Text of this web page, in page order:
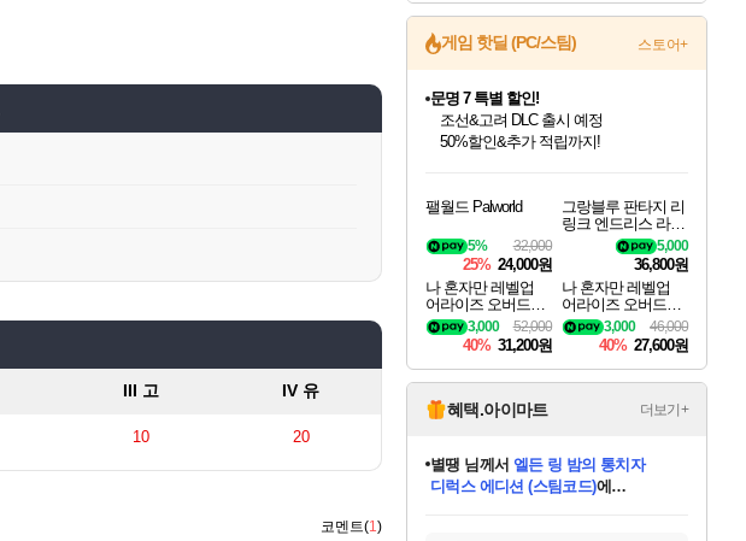
III 고 IV 유
10 20
코멘트(1)
게임 핫딜 (PC/스팀) 스토어+
최대 90% 할인가를 만나보세요!
네이버혜택과 함께 만나보세요!
문명 7 특별 할인!
50%할인&추가 적립까지!
마블 투혼 파이팅 소울즈 정식출시!
마블 히어로 총 출동&화려한 격투!
네이버 포인트 혜택까지!
이니&베니 혜택까지!
네이버 혜택가와 함께 예약하세요!
할인&네이버혜택으로 만나보세요!
네이버페이 혜택과 만나보세요!
40주년 프로모션으로 만나보세요!
할인가에 만나보세요!
일부 에디션 상시 할인!
혜택으로 예약 판매 중
편안하게 충전하세요
팰월드 Palworld
32,000
5%
25% 24,000원
그랑블루 판타지 리
링크 엔드리스 라그
나로크 업그레이드
킷 Granblue Fantasy
Relink Endless Ragn
arok Upgrade Kit DL
C
5,000
36,800원
나 혼자만 레벨업
어라이즈 오버드라
이브 디럭스 에디션
Solo Leveling Arise
Overdrive Deluxe Edi
tion
52,000
3,000
40% 31,200원
나 혼자만 레벨업
어라이즈 오버드라
이브 Solo Leveling A
rise
46,000
3,000
40% 27,600원
혜택.아이마트 더보기+
니코 님께서 (본편포함) 데이브 더
다이버 인 더 정글 번들 (스팀코드)